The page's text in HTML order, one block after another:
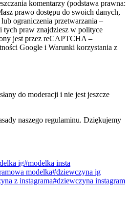
komentarzy (podstawa prawna:
prawo dostępu do swoich danych,
ograniczenia przetwarzania –
tych praw znajdziesz w polityce
jest przez reCAPTCHA –
Google i Warunki korzystania z
do moderacji i nie jest jeszcze
naszego regulaminu. Dziękujemy
ig#modelka insta
modelka#dziewczyna ig
z instagrama#dziewczyna instagram